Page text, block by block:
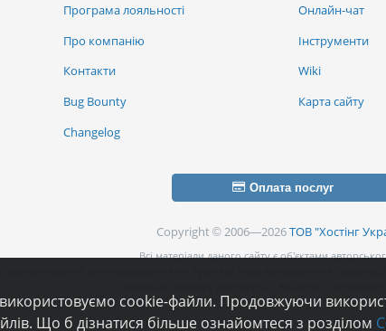
cookie-файли. Продовжуючи
Що б дізнатися більше ознайомтеся з розділом
Програма лояльності
Про компанію
Контакти
Bug Bounty
Changelog
Онлайн-чат
Інструменти
Wiki
Карта сайту
Оплата послуг
Copyright © 2006—2026ТОВ "Хостінг
Всі матеріали даного сайту є об’єктами